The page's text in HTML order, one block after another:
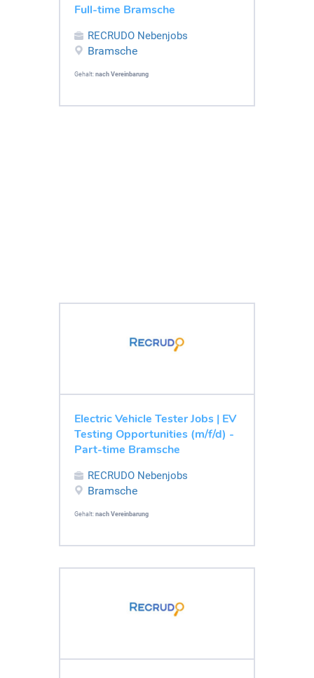
Full-time Bramsche
RECRUDO Nebenjobs
Bramsche
Gehalt: nach Vereinbarung
Electric Vehicle Tester Jobs | EV
Testing Opportunities (m/f/d) -
Part-time Bramsche
RECRUDO Nebenjobs
Bramsche
Gehalt: nach Vereinbarung